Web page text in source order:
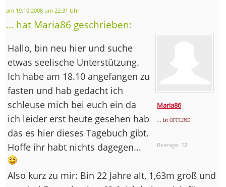
am 19.10.2008 um 22:31 Uhr
... hat Maria86 geschrieben:
Maria86
... ist OFFLINE
Beiträge: 12
Hallo, bin neu hier und suche
etwas seelische Unterstützung.
Ich habe am 18.10 angefangen zu
fasten und hab gedacht ich
schleuse mich bei euch ein da
ich leider erst heute gesehen hab
das es hier dieses Tagebuch gibt.
Hoffe ihr habt nichts dagegen...
Also kurz zu mir: Bin 22 Jahre alt, 1,63m groß und